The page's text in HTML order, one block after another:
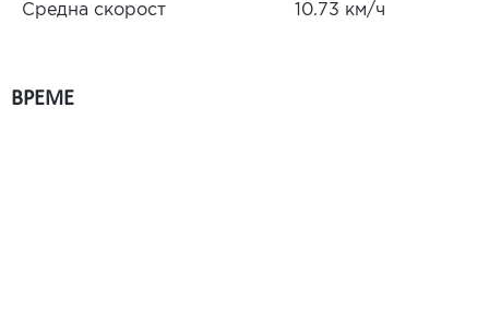
Средна скорост 10.73 км/ч
ВРЕМЕ